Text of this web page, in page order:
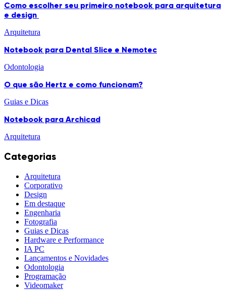
Como escolher seu primeiro notebook para arquitetura
e design
Arquitetura
Notebook para Dental Slice e Nemotec
Odontologia
O que são Hertz e como funcionam?
Guias e Dicas
Notebook para Archicad
Arquitetura
Categorias
Arquitetura
Corporativo
Design
Em destaque
Engenharia
Fotografia
Guias e Dicas
Hardware e Performance
IA PC
Lançamentos e Novidades
Odontologia
Programação
Videomaker